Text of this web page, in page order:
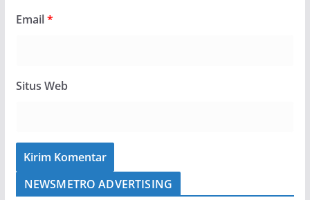
Email*
Situs Web
NEWSMETRO ADVERTISING